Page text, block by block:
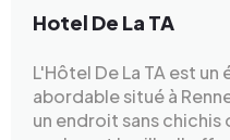
Hotel De La TA
L'Hôtel De La TA est
abordable situé à
un endroit sans chichis